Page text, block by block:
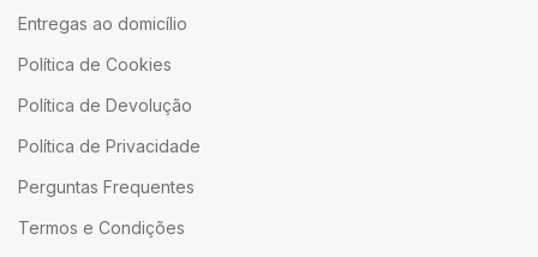
Entregas ao domicílio
Política de Cookies
Política de Devolução
Política de Privacidade
Perguntas Frequentes
Termos e Condições